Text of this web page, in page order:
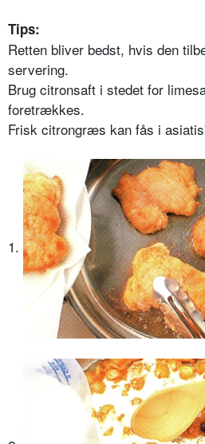
Tips:
Retten bliver bedst, hvis den
servering.
Brug citronsaft i stedet for
foretrækkes.
Frisk citrongræs kan fås i
1.